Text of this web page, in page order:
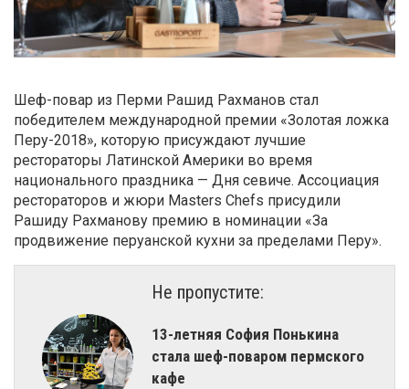
Шеф-повар из Перми Рашид Рахманов стал
победителем международной премии «Золотая ложка
Перу-2018», которую присуждают лучшие
рестораторы Латинской Америки во время
национального праздника — Дня севиче. Ассоциация
рестораторов и жюри Masters Chefs присудили
Рашиду Рахманову премию в номинации «За
продвижение перуанской кухни за пределами Перу».
Не пропустите:
13-летняя София Понькина
стала шеф-поваром пермского
кафе